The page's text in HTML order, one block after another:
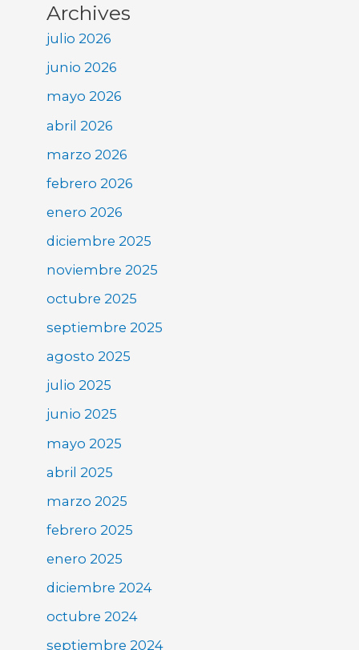
Archives
julio 2026
junio 2026
mayo 2026
abril 2026
marzo 2026
febrero 2026
enero 2026
diciembre 2025
noviembre 2025
octubre 2025
septiembre 2025
agosto 2025
julio 2025
junio 2025
mayo 2025
abril 2025
marzo 2025
febrero 2025
enero 2025
diciembre 2024
octubre 2024
septiembre 2024